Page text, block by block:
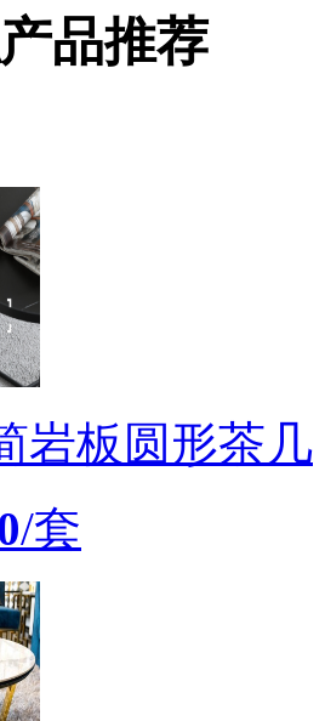
品推荐
岩板圆形茶几
/套